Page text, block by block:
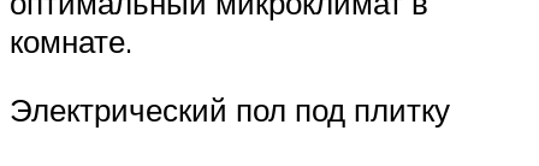
комнате.
Электрический пол под плитку